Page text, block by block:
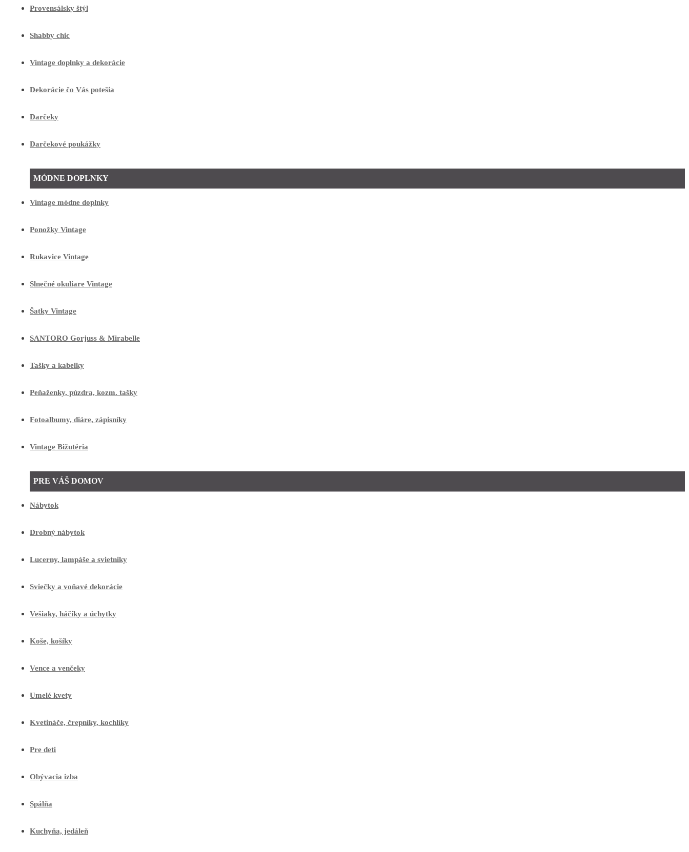
Provensálsky štýl
Shabby chic
Vintage doplnky a dekorácie
Dekorácie čo Vás potešia
Darčeky
Darčekové poukážky
MÓDNE DOPLNKY
Vintage módne doplnky
Ponožky Vintage
Rukavice Vintage
Slnečné okuliare Vintage
Šatky Vintage
SANTORO Gorjuss & Mirabelle
Tašky a kabelky
Peňaženky, púzdra, kozm. tašky
Fotoalbumy, diáre, zápisníky
Vintage Bižutéria
PRE VÁŠ DOMOV
Nábytok
Drobný nábytok
Lucerny, lampáše a svietniky
Sviečky a voňavé dekorácie
Vešiaky, háčiky a úchytky
Koše, košíky
Vence a venčeky
Umelé kvety
Kvetináče, črepníky, kochlíky
Pre deti
Obývacia izba
Spálňa
Kuchyňa, jedáleň